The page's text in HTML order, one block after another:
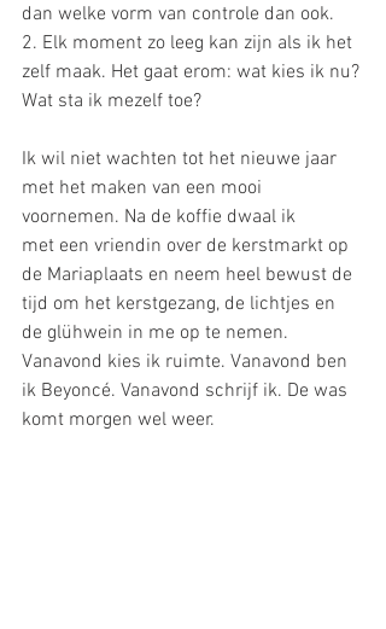
dan welke vorm van controle dan ook.
2. Elk moment zo leeg kan zijn als ik het
zelf maak. Het gaat erom: wat kies ik nu?
Wat sta ik mezelf toe?
Ik wil niet wachten tot het nieuwe jaar
met het maken van een mooi
voornemen. Na de koffie dwaal ik
met een vriendin over de kerstmarkt op
de Mariaplaats en neem heel bewust de
tijd om het kerstgezang, de lichtjes en
de glühwein in me op te nemen.
Vanavond kies ik ruimte. Vanavond ben
ik Beyoncé. Vanavond schrijf ik. De was
komt morgen wel weer.